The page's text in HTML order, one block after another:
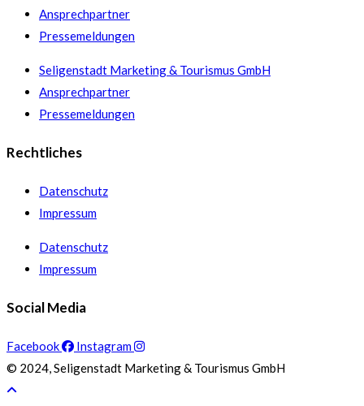
Ansprechpartner
Pressemeldungen
Seligenstadt Marketing & Tourismus GmbH
Ansprechpartner
Pressemeldungen
Rechtliches
Datenschutz
Impressum
Datenschutz
Impressum
Social Media
Facebook
Instagram
© 2024, Seligenstadt Marketing & Tourismus GmbH